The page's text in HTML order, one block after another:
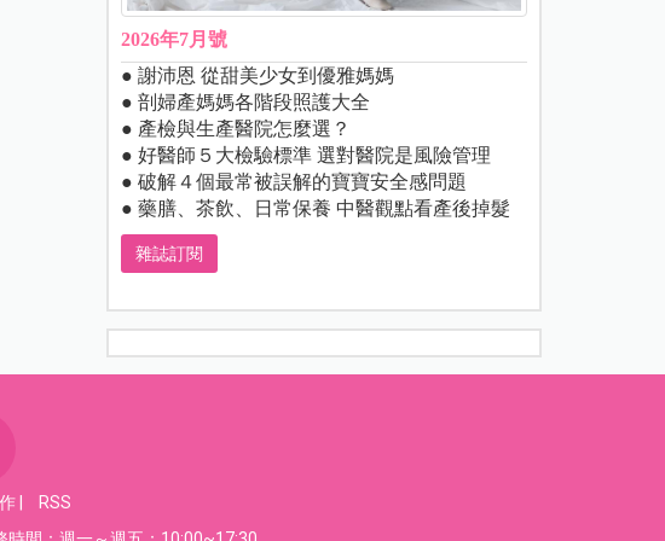
2026年7月號
● 謝沛恩 從甜美少女到優雅媽媽
● 剖婦產媽媽各階段照護大全
● 產檢與生產醫院怎麼選？
● 好醫師５大檢驗標準 選對醫院是風險管理
● 破解４個最常被誤解的寶寶安全感問題
● 藥膳、茶飲、日常保養 中醫觀點看產後掉髮
雜誌訂閱
RSS